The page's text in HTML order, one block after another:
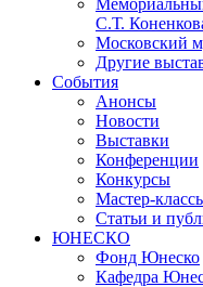
С.Т.
Московский
Другие
События
Анонсы
Новости
Выставки
Конференции
Конкурсы
Мастер-
Статьи и
ЮНЕСКО
Фонд Юнеско
Кафедра